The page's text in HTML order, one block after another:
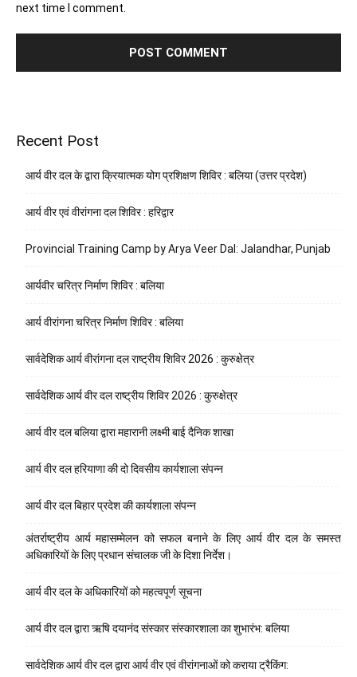
next time I comment.
Recent Post
आर्य वीर दल के द्वारा क्रियात्मक योग प्रशिक्षण शिविर : बलिया (उत्तर प्रदेश)
आर्य वीर एवं वीरांगना दल शिविर : हरिद्वार
Provincial Training Camp by Arya Veer Dal: Jalandhar, Punjab
आर्यवीर चरित्र निर्माण शिविर : बलिया
आर्य वीरांगना चरित्र निर्माण शिविर : बलिया
सार्वदेशिक आर्य वीरांगना दल राष्ट्रीय शिविर 2026 : कुरुक्षेत्र
सार्वदेशिक आर्य वीर दल राष्ट्रीय शिविर 2026 : कुरुक्षेत्र
आर्य वीर दल बलिया द्वारा महारानी लक्ष्मी बाई दैनिक शाखा
आर्य वीर दल हरियाणा की दो दिवसीय कार्यशाला संपन्न
आर्य वीर दल बिहार प्रदेश की कार्यशाला संपन्न
अंतर्राष्ट्रीय आर्य महासम्मेलन को सफल बनाने के लिए आर्य वीर दल के समस्त
अधिकारियों के लिए प्रधान संचालक जी के दिशा निर्देश।
आर्य वीर दल के अधिकारियों को महत्वपूर्ण सूचना
आर्य वीर दल द्वारा ऋषि दयानंद संस्कार संस्कारशाला का शुभारंभ: बलिया
सार्वदेशिक आर्य वीर दल द्वारा आर्य वीर एवं वीरांगनाओं को कराया ट्रैकिंग: